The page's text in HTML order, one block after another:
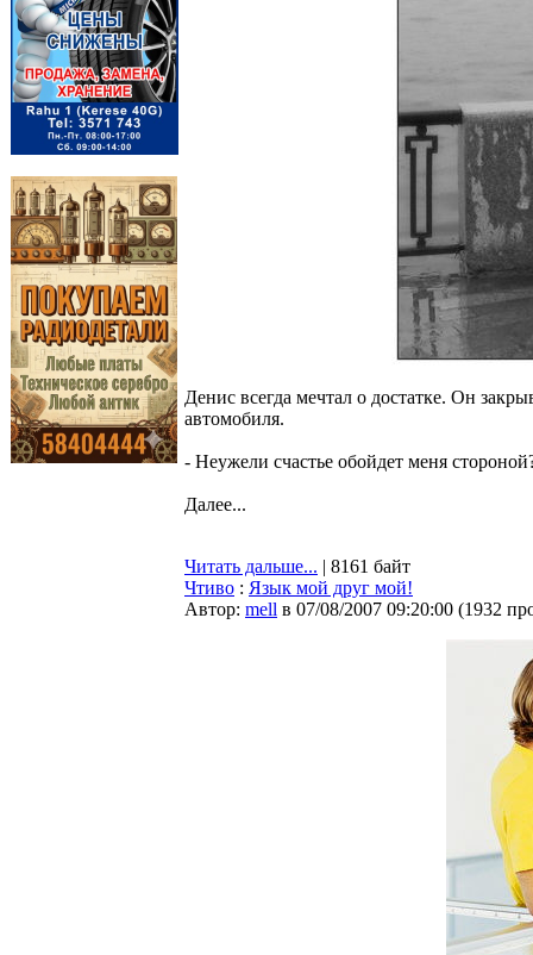
Денис всегда мечтал о достатке. Он
автомобиля.
- Неужели счастье обойдет меня
Далее...
Читать дальше... | 8161 байт
Чтиво : Язык мой друг мой!
Автор: mell в 07/08/2007 09:20:00 (1932